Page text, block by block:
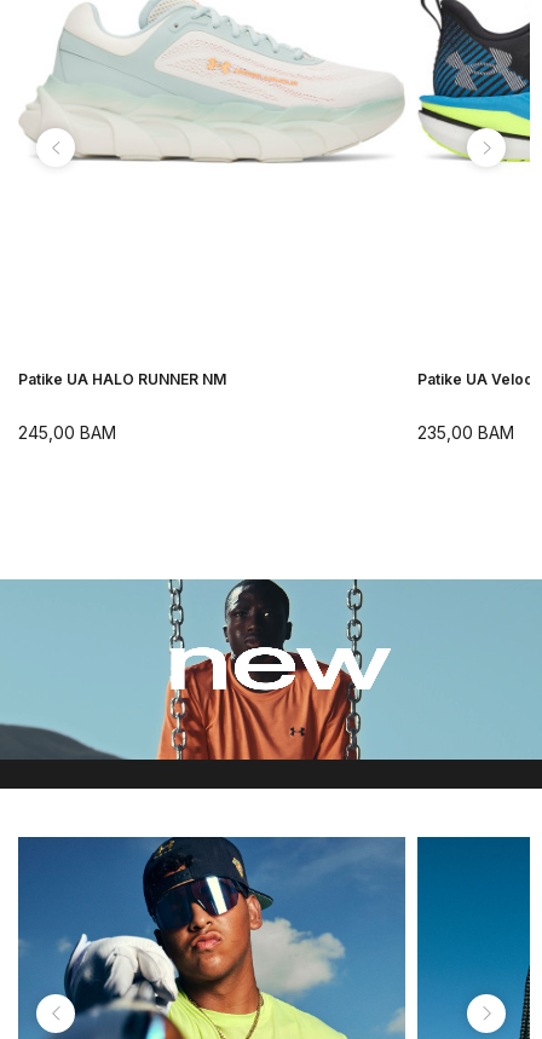
Patike UA HALO RUNNER NM
245,00 BAM
Patike UA
235,00 BAM